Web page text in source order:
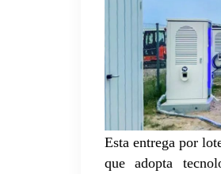
Esta entrega por
que adopta